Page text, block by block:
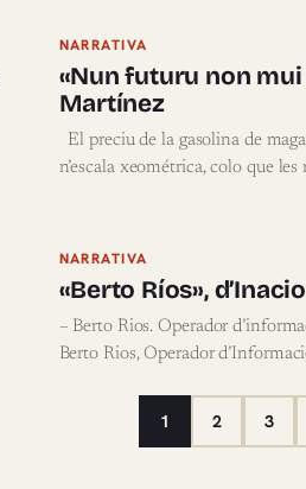
NARRATIVA
«Nun futuru non mui
Martínez
El preciu de la gasolina de
n’escala xeométrica, colo que les
NARRATIVA
«Berto Ríos»,
– Berto Rios. Operador
Berto Rios, Operador
1 2 3